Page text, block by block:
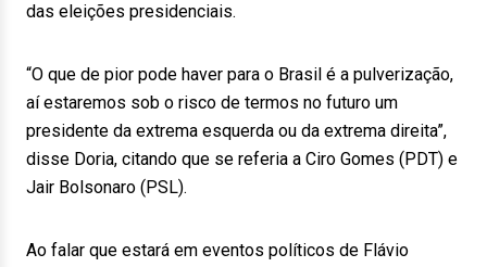
das eleições presidenciais.
“O que de pior pode haver para o Brasil é a pulverização,
aí estaremos sob o risco de termos no futuro um
presidente da extrema esquerda ou da extrema direita”,
disse Doria, citando que se referia a Ciro Gomes (PDT) e
Jair Bolsonaro (PSL).
Ao falar que estará em eventos políticos de Flávio